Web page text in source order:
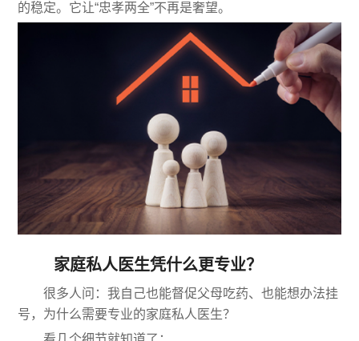
的稳定。它让“忠孝两全”不再是奢望。
家庭私人医生凭什么更专业？
很多人问：我自己也能督促父母吃药、也能想办法挂
号，为什么需要专业的家庭私人医生？